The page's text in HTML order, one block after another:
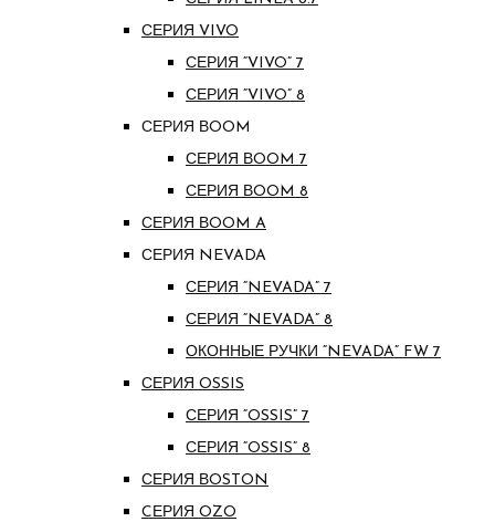
СЕРИЯ VIVO
СЕРИЯ “VIVO” 7
СЕРИЯ “VIVO” 8
СЕРИЯ ВOOM
СЕРИЯ ВOOM 7
СЕРИЯ ВOOM 8
СЕРИЯ ВOOM A
СЕРИЯ NEVADA
СЕРИЯ “NEVADA” 7
СЕРИЯ “NEVADA” 8
ОКОННЫЕ РУЧКИ “NEVADA” FW 7
СЕРИЯ OSSIS
СЕРИЯ “OSSIS” 7
СЕРИЯ “OSSIS” 8
СЕРИЯ ВOSTON
CЕРИЯ OZO